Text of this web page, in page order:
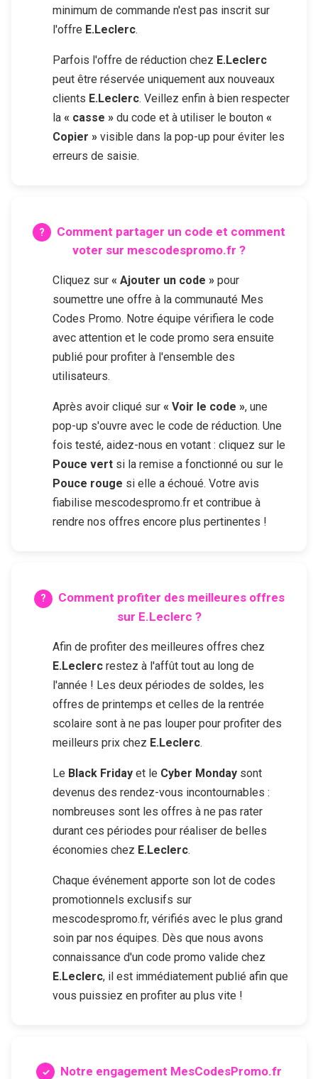
minimum de commande n'est pas inscrit sur
l'offre E.Leclerc.
Parfois l'offre de réduction chez E.Leclerc
peut être réservée uniquement aux nouveaux
clients E.Leclerc. Veillez enfin à bien respecter
la « casse » du code et à utiliser le bouton «
Copier » visible dans la pop-up pour éviter les
erreurs de saisie.
Comment partager un code et comment
voter sur mescodespromo.fr ?
Cliquez sur « Ajouter un code » pour
soumettre une offre à la communauté Mes
Codes Promo. Notre équipe vérifiera le code
avec attention et le code promo sera ensuite
publié pour profiter à l'ensemble des
utilisateurs.
Après avoir cliqué sur « Voir le code », une
pop-up s'ouvre avec le code de réduction. Une
fois testé, aidez-nous en votant : cliquez sur le
Pouce vert si la remise a fonctionné ou sur le
Pouce rouge si elle a échoué. Votre avis
fiabilise mescodespromo.fr et contribue à
rendre nos offres encore plus pertinentes !
Comment profiter des meilleures offres
sur E.Leclerc ?
Afin de profiter des meilleures offres chez
E.Leclerc restez à l'affût tout au long de
l'année ! Les deux périodes de soldes, les
offres de printemps et celles de la rentrée
scolaire sont à ne pas louper pour profiter des
meilleurs prix chez E.Leclerc.
Le Black Friday et le Cyber Monday sont
devenus des rendez-vous incontournables :
nombreuses sont les offres à ne pas rater
durant ces périodes pour réaliser de belles
économies chez E.Leclerc.
Chaque événement apporte son lot de codes
promotionnels exclusifs sur
mescodespromo.fr, vérifiés avec le plus grand
soin par nos équipes. Dès que nous avons
connaissance d'un code promo valide chez
E.Leclerc, il est immédiatement publié afin que
vous puissiez en profiter au plus vite !
Notre engagement MesCodesPromo.fr